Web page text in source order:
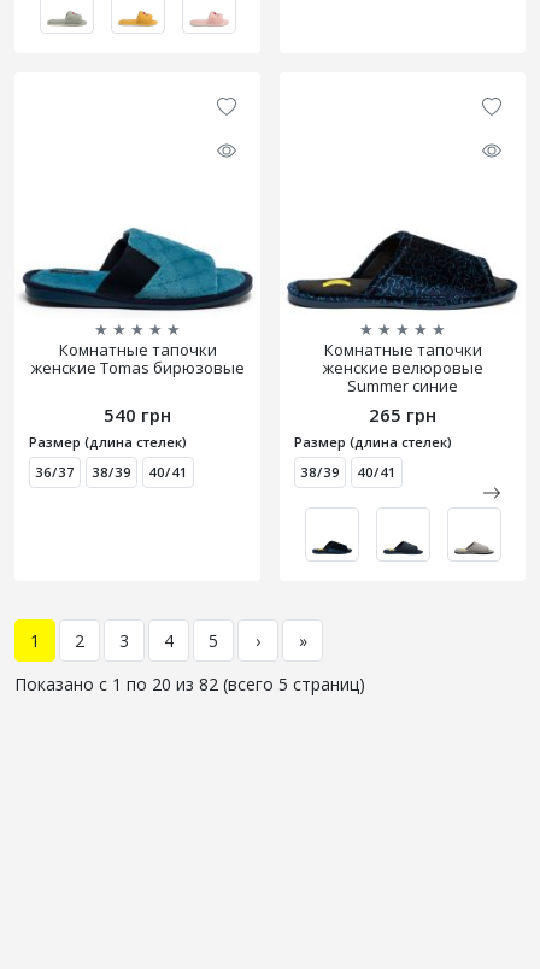
★ ★ ★ ★ ★
Комнатные тапочки
женские Tomas бирюзовые
540 грн
Размер (длина стелек)
36/37
38/39 40/41
★ ★ ★ ★ ★
Комнатные тапочки
женские велюровые
Summer синие
265 грн
Размер (длина стелек)
38/39
40/41
1 2 3 4 5 ›
»
Показано с 1 по 20 из 82 (всего 5 страниц)